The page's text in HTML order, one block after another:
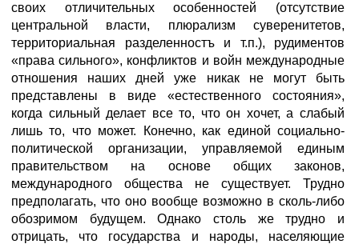
своих отличительных особенностей (отсутствие
центральной власти, плюрализм суверенитетов,
территориальная разделенностъ и т.п.), рудиментов
«права сильного», конфликтов и войн международные
отношения наших дней уже никак не могут быть
представлены в виде «естественного состояния»,
когда сильный делает все то, что он хочет, а слабый
лишь то, что может. Конечно, как единой социально-
политической организации, управляемой единым
правительством на основе общих законов,
международного общества не существует. Трудно
предполагать, что оно вообще возможно в сколь-либо
обозримом будущем. Однако столь же трудно и
отрицать, что государства и народы, населяющие